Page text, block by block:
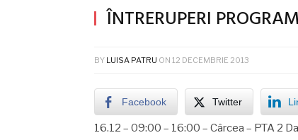
ÎNTRERUPERI
BY LUISA PATRU ON 12 DECEMBRIE 2013
Facebook Twitter
16.12 – 09:00 – 16:00 – Cârcea – PTA 2